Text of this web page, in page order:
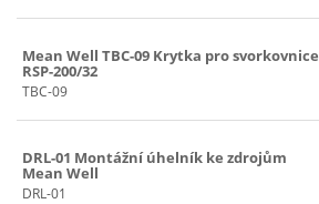
Mean Well TBC-09 Krytka pro svorkovnice
RSP-200/32
TBC-09
DRL-01 Montážní úhelník ke zdrojům
Mean Well
DRL-01